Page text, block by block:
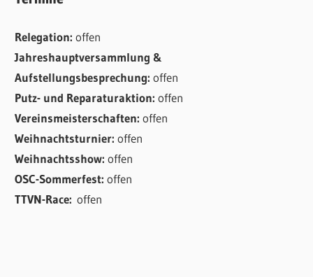
Relegation:offen
Jahreshauptversammlung &
Aufstellungsbesprechung:offen
Putz- und Reparaturaktion:offen
Vereinsmeisterschaften:offen
Weihnachtsturnier:offen
Weihnachtsshow:offen
OSC-Sommerfest:offen
TTVN-Race:offen